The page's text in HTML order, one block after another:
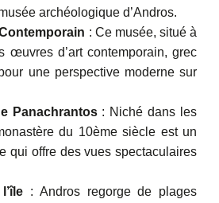
archéologique d’Andros.
: Ce musée, situé à
œuvres d’art contemporain, grec
une perspective moderne sur
Panachrantos: Niché dans les
du 10ème siècle est un
qui offre des vues spectaculaires
: Andros regorge de plages